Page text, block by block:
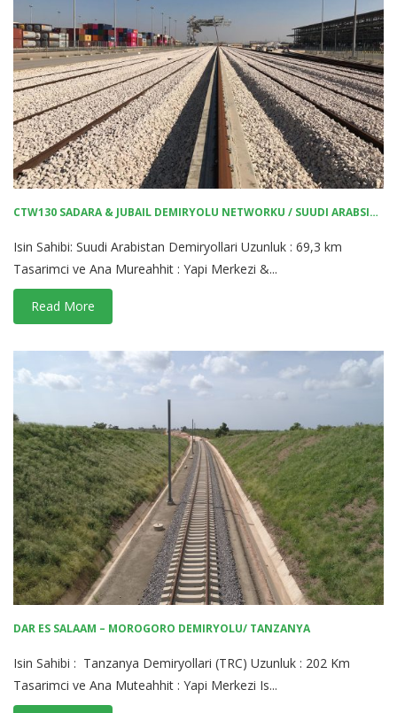
CTW130 SADARA & JUBAIL DEMIRYOLU NETWORKU / SUUDI ARABSITAN
Isin Sahibi: Suudi Arabistan Demiryollari Uzunluk : 69,3 km
Tasarimci ve Ana Mureahhit : Yapi Merkezi &...
Read More
DAR ES SALAAM – MOROGORO DEMIRYOLU/ TANZANYA
Isin Sahibi : Tanzanya Demiryollari (TRC) Uzunluk : 202 Km
Tasarimci ve Ana Muteahhit : Yapi Merkezi Is...